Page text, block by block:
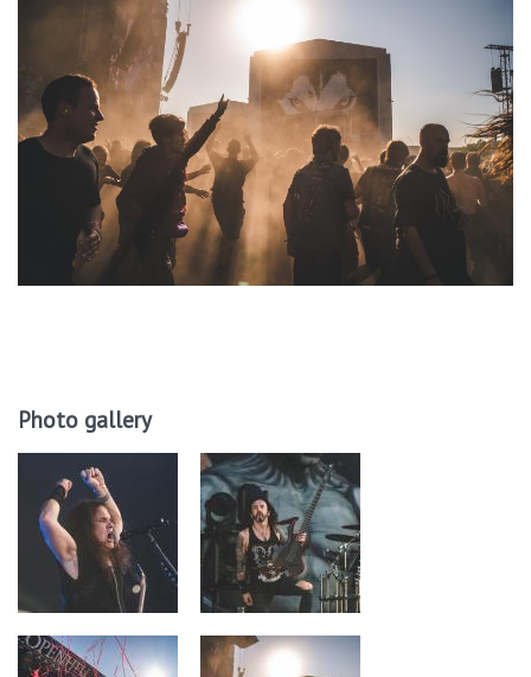
Photo gallery